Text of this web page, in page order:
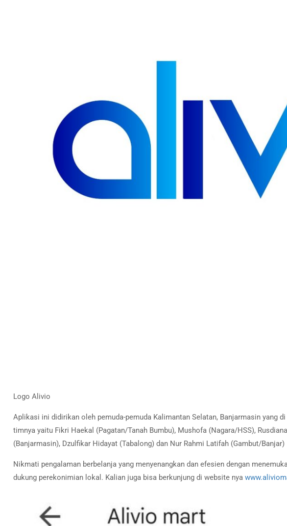
Logo Alivio
Aplikasi ini didirikan oleh pemuda-pemuda Kalimantan Selatan, Banjarmasin yang
timnya yaitu Fikri Haekal (Pagatan/Tanah Bumbu), Mushofa (Nagara/HSS),
(Banjarmasin), Dzulfikar Hidayat (Tabalong) dan Nur Rahmi Latifah (Gambut/Banjar)
Nikmati pengalaman berbelanja yang menyenangkan dan efesien dengan
dukung perekonimian lokal. Kalian juga bisa berkunjung di website nya